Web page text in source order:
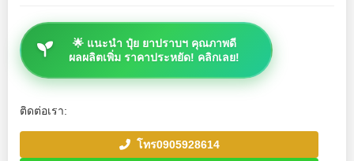
🌟 แนะนำ ปุ๋ย ยาปราบฯ คุณภาพดี
ผลผลิตเพิ่ม ราคาประหยัด! คลิกเลย!
ติดต่อเรา:
โทร0905928614